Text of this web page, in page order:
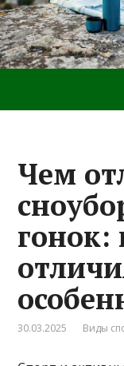
Чем
30.03.2025 Виды